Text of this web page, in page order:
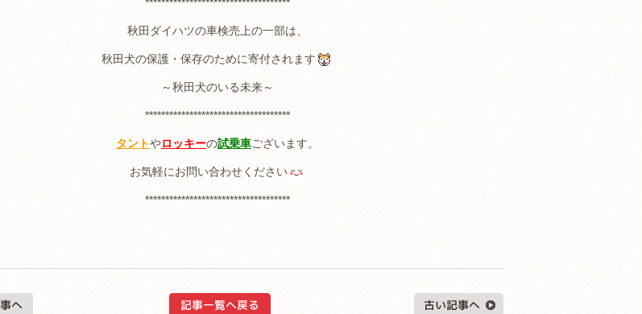
秋田ダイハツの車検売上の一部は、
秋田犬の保護・保存のために寄付されます
～秋田犬のいる未来～
************************************
タントやロッキーの試乗車ございます。
お気軽にお問い合わせください
************************************